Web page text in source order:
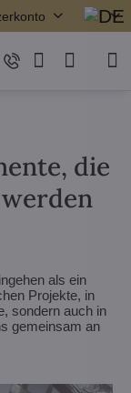
die
als ein
Projekte, in
sondern auch in
gemeinsam an